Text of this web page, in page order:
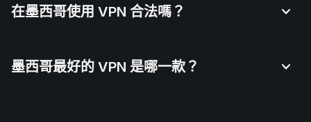
在墨西哥使用 VPN 合法嗎？
墨西哥最好的 VPN 是哪一款？